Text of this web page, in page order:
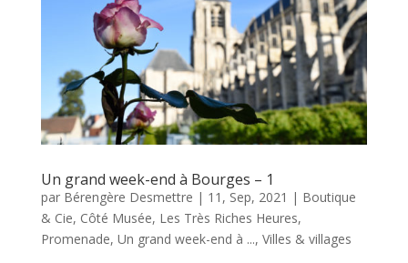
Un grand week-end à Bourges – 1
par Bérengère Desmettre | 11, Sep, 2021 | Boutique
& Cie, Côté Musée, Les Très Riches Heures,
Promenade, Un grand week-end à ..., Villes & villages